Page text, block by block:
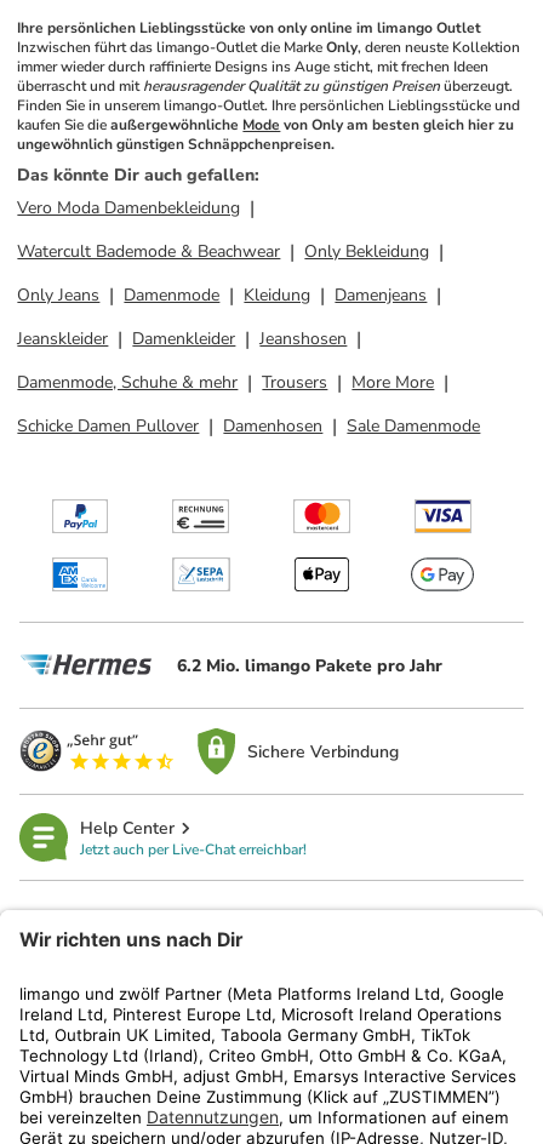
Ihre persönlichen Lieblingsstücke von only online im limango Outlet
Inzwischen führt das limango-Outlet die Marke Only, deren neuste Kollektion
immer wieder durch raffinierte Designs ins Auge sticht, mit frechen Ideen
überrascht und mit herausragender Qualität zu günstigen Preisen überzeugt.
Finden Sie in unserem limango-Outlet. Ihre persönlichen Lieblingsstücke und
kaufen Sie die außergewöhnliche Mode von Only am besten gleich hier zu
ungewöhnlich günstigen Schnäppchenpreisen.
Das könnte Dir auch gefallen:
Vero Moda Damenbekleidung
Watercult Bademode & Beachwear
Only Bekleidung
Only Jeans
Damenmode Kleidung
Damenjeans
Jeanskleider
Damenkleider
Jeanshosen
Damenmode, Schuhe & mehr
Trousers
More More
Schicke Damen Pullover
Damenhosen Sale Damenmode
6.2 Mio. limango Pakete pro Jahr
Sichere Verbindung
Help Center
Jetzt auch per Live-Chat erreichbar!
Kundenservice
Shop
Aktionen